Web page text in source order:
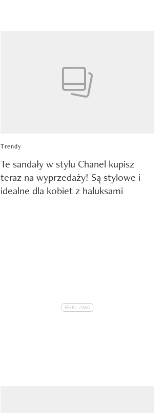
Trendy
Te sandały w stylu Chanel kupisz
teraz na wyprzedaży! Są stylowe i
idealne dla kobiet z haluksami